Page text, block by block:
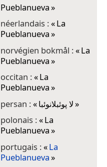
Pueblanueva»
néerlandais :«La
Pueblanueva»
norvégien bokmål :«La
Pueblanueva»
occitan :«La
Pueblanueva»
persan :«لا پوئبلانوئبا»
polonais :«La
Pueblanueva»
portugais :«La
Pueblanueva»